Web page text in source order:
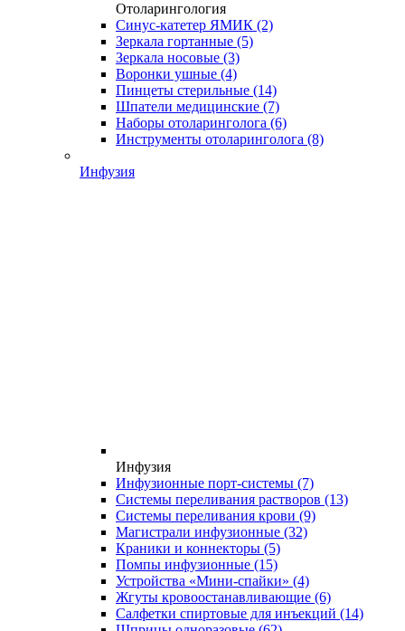
Отоларингология
Синус-катетер ЯМИК (2)
Зеркала гортанные (5)
Зеркала носовые (3)
Воронки ушные (4)
Пинцеты стерильные (14)
Шпатели медицинские (7)
Наборы отоларинголога (6)
Инструменты отоларинголога (8)
Инфузия
Инфузия
Инфузионные порт-системы (7)
Системы переливания растворов (13)
Системы переливания крови (9)
Магистрали инфузионные (32)
Краники и коннекторы (5)
Помпы инфузионные (15)
Устройства «Мини-спайки» (4)
Жгуты кровоостанавливающие (6)
Салфетки спиртовые для инъекций (14)